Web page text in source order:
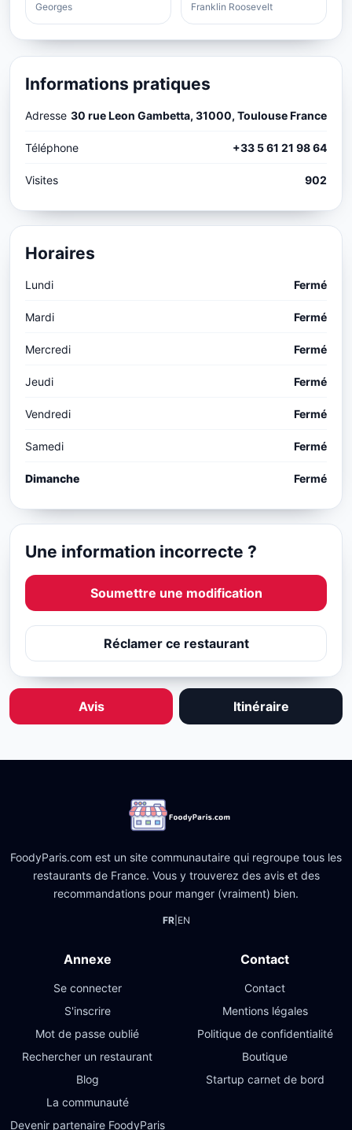
Georges
Franklin Roosevelt
Informations pratiques
Adresse 30 rue Leon Gambetta, 31000, Toulouse France
Téléphone +33 5 61 21 98 64
Visites 902
Horaires
Lundi Fermé
Mardi Fermé
Mercredi Fermé
Jeudi Fermé
Vendredi Fermé
Samedi Fermé
Dimanche Fermé
Une information incorrecte ?
Soumettre une modification
Réclamer ce restaurant
Avis Itinéraire
FoodyParis.com est un site communautaire qui regroupe tous les
restaurants de France. Vous y trouverez des avis et des
recommandations pour manger (vraiment) bien.
FR| EN
Annexe
Se connecter
S'inscrire
Mot de passe oublié
Rechercher un restaurant
Blog
La communauté
Devenir partenaire FoodyParis
Contact
Contact
Mentions légales
Politique de confidentialité
Boutique
Startup carnet de bord